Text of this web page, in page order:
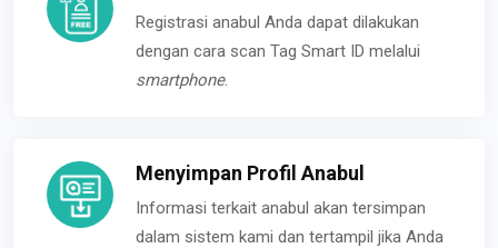
Registrasi anabul Anda dapat dilakukan
dengan cara scan Tag Smart ID melalui
smartphone.
Menyimpan Profil Anabul
Informasi terkait anabul akan tersimpan
dalam sistem kami dan tertampil jika Anda